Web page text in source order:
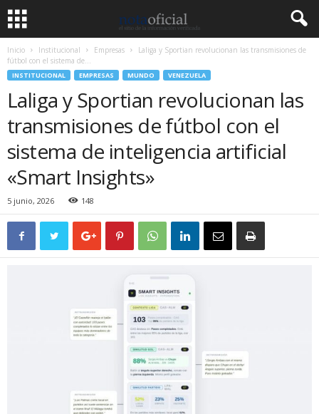
Inicio Institucional Empresas
Laliga y Sportian revolucionan las transmisiones de
fútbol con el sistema de...
INSTITUCIONAL EMPRESAS MUNDO VENEZUELA
Laliga y Sportian revolucionan las
transmisiones de fútbol con el
sistema de inteligencia artificial
«Smart Insights»
5 junio, 2026 148